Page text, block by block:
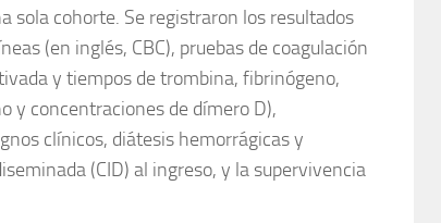
sola cohorte. Se registraron los resultados
(en inglés, CBC), pruebas de coagulación
y tiempos de trombina, fibrinógeno,
y concentraciones de dímero D),
clínicos, diátesis hemorrágicas y
(CID) al ingreso, y la supervivencia